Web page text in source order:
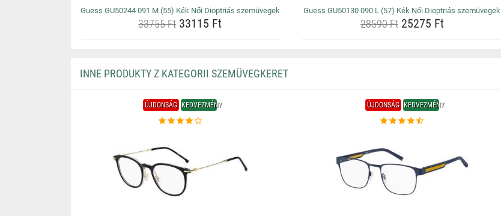
Guess GU50244 091 M (55) Kék Női Dioptriás szemüvegek
33755 Ft33115 Ft
Guess GU50130 090 L (57) Kék Női Dioptriás szemüvegek
28590 Ft25275 Ft
INNE PRODUKTY Z KATEGORII SZEMÜVEGKERET
ÚJDONSÁG KEDVEZMÉNY ÚJDONSÁG KEDVEZMÉNY